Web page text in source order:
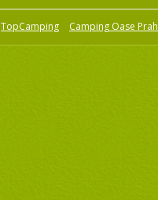
TopCamping Camping Oase